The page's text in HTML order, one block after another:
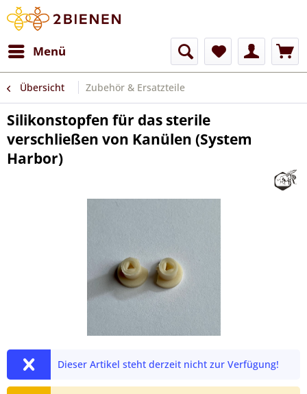
Menü
Übersicht Zubehör & Ersatzteile
Silikonstopfen für das sterile
verschließen von Kanülen (System
Harbor)
Dieser Artikel steht derzeit nicht zur Verfügung!